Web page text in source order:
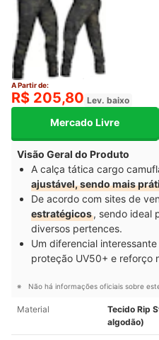
A Partir de:
R$ 205,80 Lev. baixo
Mercado Livre
Visão Geral do Produto
A calça tática cargo
ajustável, sendo mais
De acordo com sites de
estratégicos, sendo ideal
diversos pertences.
Um diferencial
proteção UV50+ e reforço
Não há informações oficiais sobre
Material
Tecido Rip
algodão)